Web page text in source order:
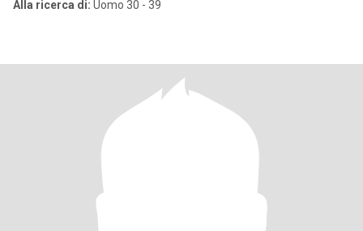
Alla ricerca di: Uomo 30 - 39